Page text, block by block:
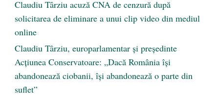
Claudiu Târziu acuză CNA de cenzură după
solicitarea de eliminare a unui clip video din mediul
online
Claudiu Târziu, europarlamentar și președinte
Acțiunea Conservatoare: „Dacă România își
abandonează ciobanii, își abandonează o parte din
suflet”